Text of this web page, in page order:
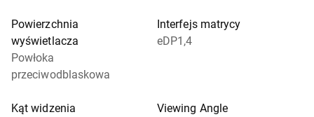
Powierzchnia
wyświetlacza
Powłoka
przeciwodblaskowa
Interfejs matrycy
eDP1,4
Kąt widzenia
Viewing Angle